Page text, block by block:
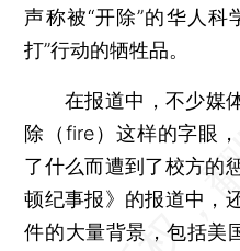
声称被“开除”的华人科
打”行动的牺牲品。
在报道中，不少媒体
除（fire）这样的字眼
了什么而遭到了校方的
顿纪事报》的报道中，
件的大量背景，包括美